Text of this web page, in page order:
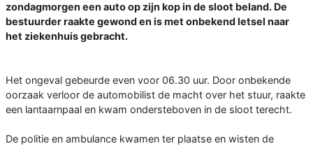
zondagmorgen een auto op zijn kop in de sloot beland. De
bestuurder raakte gewond en is met onbekend letsel naar
het ziekenhuis gebracht.
Het ongeval gebeurde even voor 06.30 uur. Door onbekende
oorzaak verloor de automobilist de macht over het stuur, raakte
een lantaarnpaal en kwam ondersteboven in de sloot terecht.
De politie en ambulance kwamen ter plaatse en wisten de